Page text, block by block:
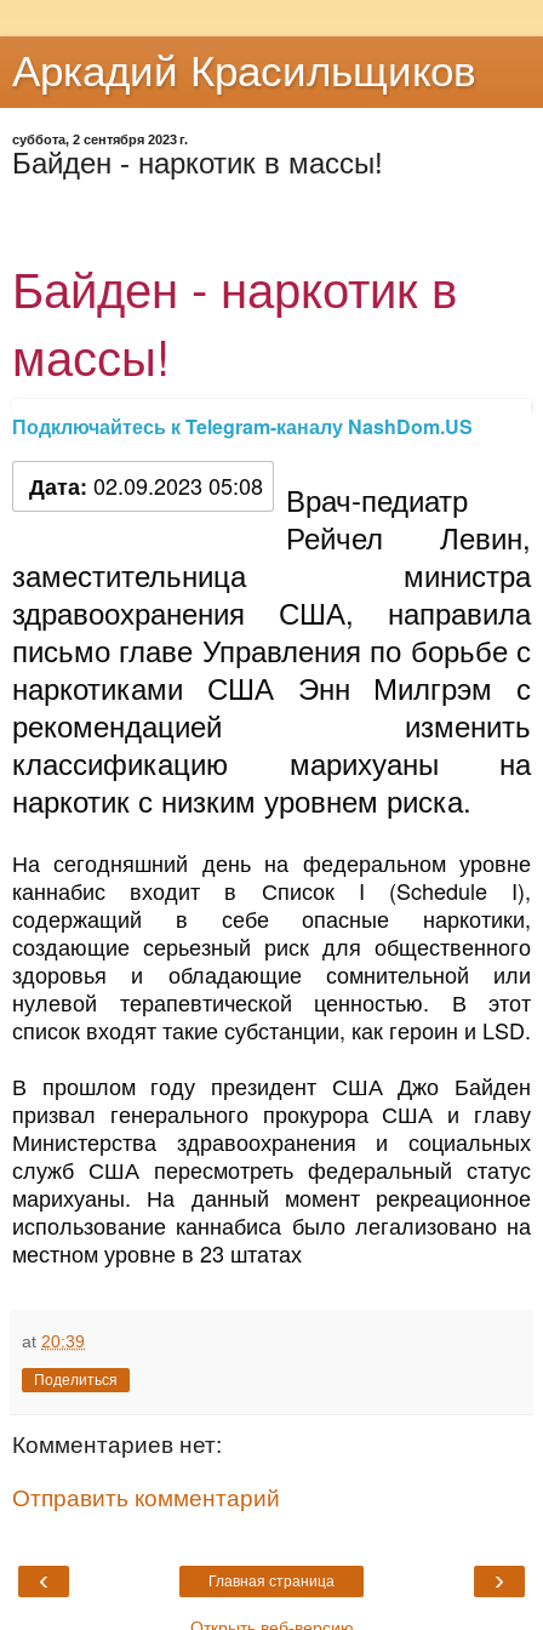
Аркадий Красильщиков
суббота, 2 сентября 2023 г.
Байден - наркотик в массы!
Байден - наркотик в
массы!
Подключайтесь к Telegram-каналу NashDom.US
Дата: 02.09.2023 05:08
Врач-педиатр
Рейчел Левин,
заместительница министра
здравоохранения США, направила
письмо главе Управления по борьбе с
наркотиками США Энн Милгрэм с
рекомендацией изменить
классификацию марихуаны на
наркотик с низким уровнем риска.
На сегодняшний день на федеральном уровне
каннабис входит в Список I (Schedule I),
содержащий в себе опасные наркотики,
создающие серьезный риск для общественного
здоровья и обладающие сомнительной или
нулевой терапевтической ценностью. В этот
список входят такие субстанции, как героин и LSD.
В прошлом году президент США Джо Байден
призвал генерального прокурора США и главу
Министерства здравоохранения и социальных
служб США пересмотреть федеральный статус
марихуаны. На данный момент рекреационное
использование каннабиса было легализовано на
местном уровне в 23 штатах
at 20:39
Поделиться
Комментариев нет:
Отправить комментарий
‹ ›
Главная страница